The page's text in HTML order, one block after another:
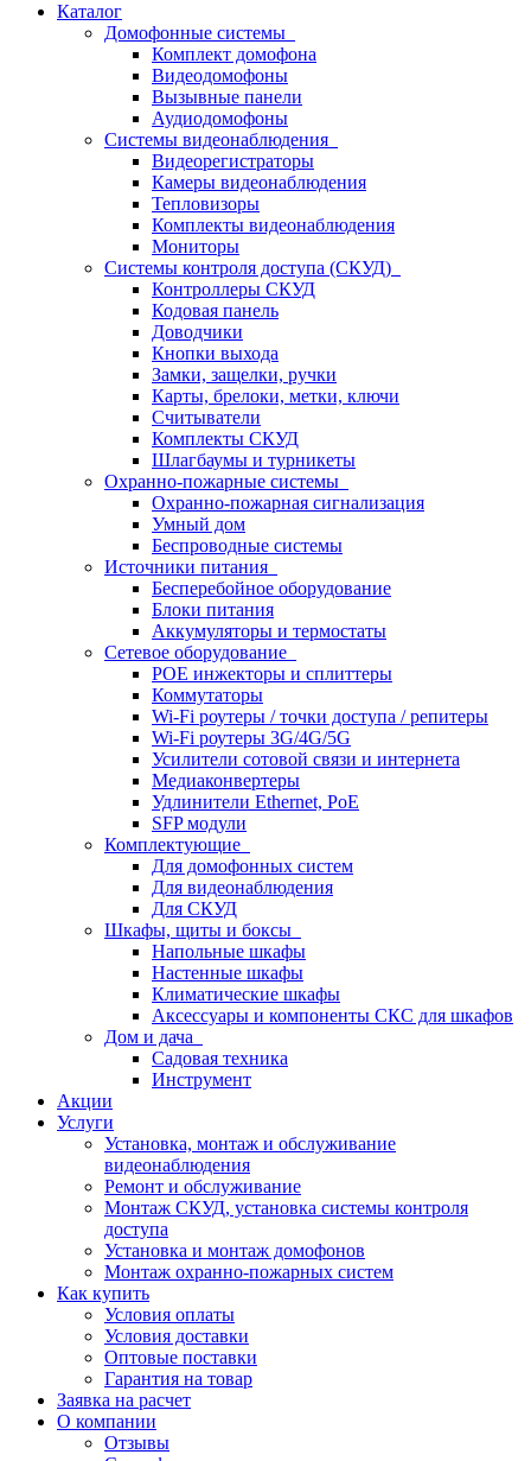
Каталог
Домофонные системы
Комплект домофона
Видеодомофоны
Вызывные панели
Аудиодомофоны
Системы видеонаблюдения
Видеорегистраторы
Камеры видеонаблюдения
Тепловизоры
Комплекты видеонаблюдения
Мониторы
Системы контроля доступа (СКУД)
Контроллеры СКУД
Кодовая панель
Доводчики
Кнопки выхода
Замки, защелки, ручки
Карты, брелоки, метки, ключи
Считыватели
Комплекты СКУД
Шлагбаумы и турникеты
Охранно-пожарные системы
Охранно-пожарная сигнализация
Умный дом
Беспроводные системы
Источники питания
Бесперебойное оборудование
Блоки питания
Аккумуляторы и термостаты
Сетевое оборудование
POE инжекторы и сплиттеры
Коммутаторы
Wi-Fi роутеры / точки доступа / репитеры
Wi-Fi роутеры 3G/4G/5G
Усилители сотовой связи и интернета
Медиаконвертеры
Удлинители Ethernet, PoE
SFP модули
Комплектующие
Для домофонных систем
Для видеонаблюдения
Для СКУД
Шкафы, щиты и боксы
Напольные шкафы
Настенные шкафы
Климатические шкафы
Аксессуары и компоненты СКС для шкафов
Дом и дача
Садовая техника
Инструмент
Акции
Услуги
Установка, монтаж и обслуживание
видеонаблюдения
Ремонт и обслуживание
Монтаж СКУД, установка системы контроля
доступа
Установка и монтаж домофонов
Монтаж охранно-пожарных систем
Как купить
Условия оплаты
Условия доставки
Оптовые поставки
Гарантия на товар
Заявка на расчет
О компании
Отзывы